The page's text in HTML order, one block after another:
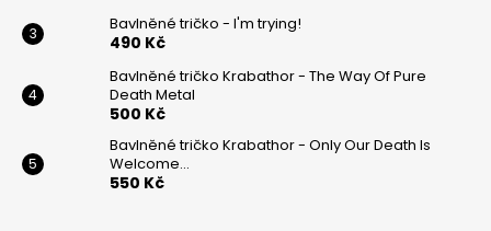
Bavlněné tričko - I'm trying!
490 Kč
Bavlněné tričko Krabathor - The Way Of Pure
Death Metal
500 Kč
Bavlněné tričko Krabathor - Only Our Death Is
Welcome...
550 Kč